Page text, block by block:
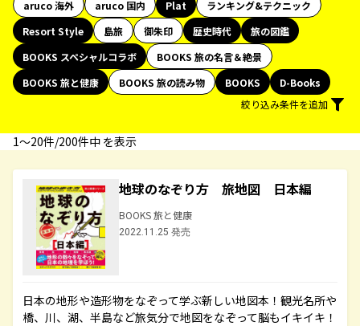
aruco 海外
aruco 国内 Plat
ランキング&テクニック
Resort Style
島旅 御朱印 歴史時代
旅の図鑑
BOOKS スペシャルコラボ
BOOKS 旅の名言＆絶景
BOOKS 旅と健康
BOOKS 旅の読み物 BOOKS
D-Books
絞り込み条件を追加
1〜20件/200件中 を表示
地球のなぞり方 旅地図 日本編
BOOKS 旅と健康
2022.11.25 発売
日本の地形や造形物をなぞって学ぶ新しい地図本！観光名所や
橋、川、湖、半島など旅気分で地図をなぞって脳もイキイキ！